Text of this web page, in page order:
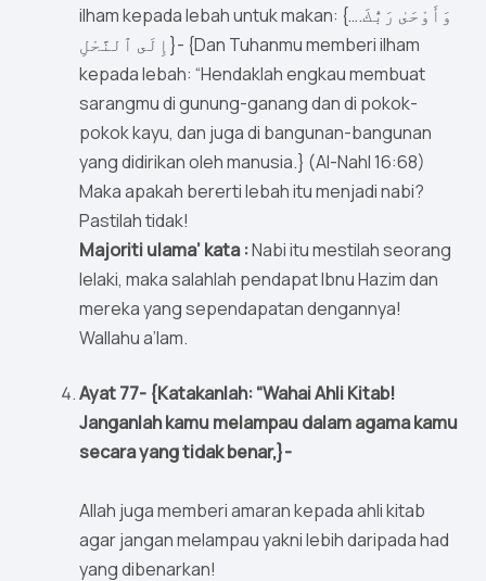
ilham kepada lebah untuk makan: {….وَأَوْحَىٰ رَبُّكَ
إِلَى ٱلنَّحْلِ}- {Dan Tuhanmu memberi ilham
kepada lebah: “Hendaklah engkau membuat
sarangmu di gunung-ganang dan di pokok-
pokok kayu, dan juga di bangunan-bangunan
yang didirikan oleh manusia.} (Al-Nahl 16:68)
Maka apakah bererti lebah itu menjadi nabi?
Pastilah tidak!
Majoriti ulama’ kata :Nabi itu mestilah seorang
lelaki, maka salahlah pendapat Ibnu Hazim dan
mereka yang sependapatan dengannya!
Wallahu a’lam.
Ayat 77- {Katakanlah: “Wahai Ahli Kitab!
Janganlah kamu melampau dalam agama kamu
secara yang tidak benar,}-
Allah juga memberi amaran kepada ahli kitab
agar jangan melampau yakni lebih daripada had
yang dibenarkan!